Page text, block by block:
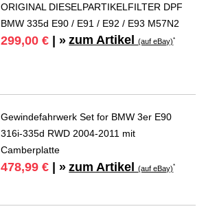
ORIGINAL DIESELPARTIKELFILTER DPF
BMW 335d E90 / E91 / E92 / E93 M57N2
299,00 € | » zum Artikel(auf eBay)*
Gewindefahrwerk Set for BMW 3er E90
316i-335d RWD 2004-2011 mit
Camberplatte
478,99 € | » zum Artikel(auf eBay)*